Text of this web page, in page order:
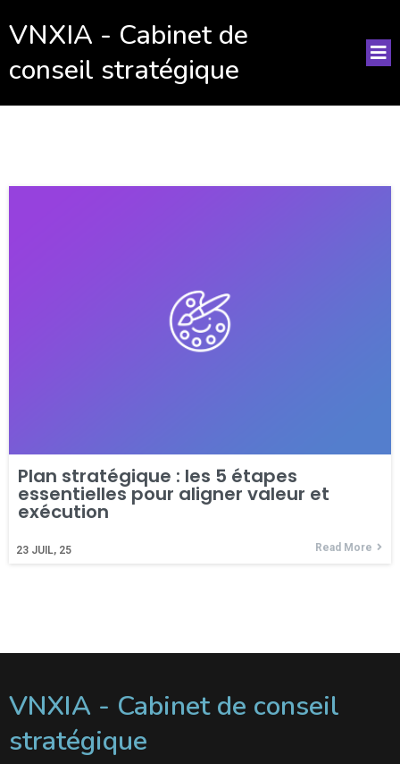
VNXIA - Cabinet de
conseil stratégique
Plan stratégique : les 5 étapes
essentielles pour aligner valeur et
exécution
23 JUIL, 25 Read More
VNXIA - Cabinet de conseil
stratégique